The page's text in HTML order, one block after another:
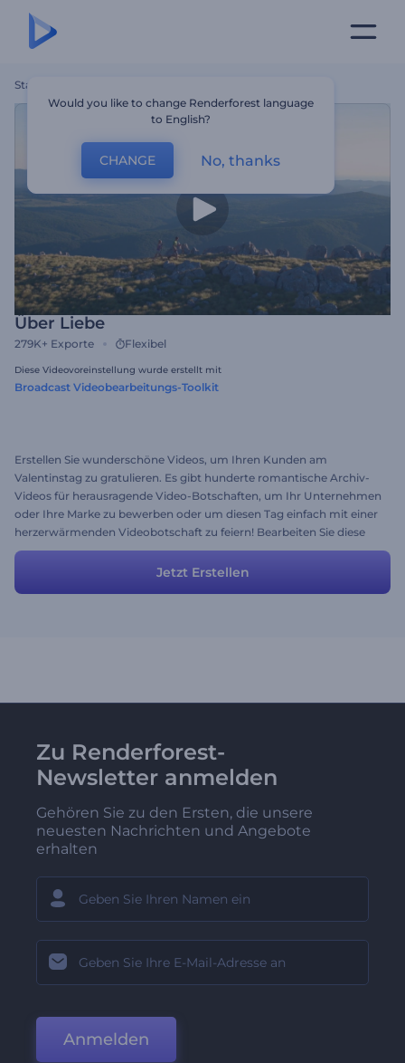
Startseite
Über Liebe
279K+ Exporte Flexibel
Diese Videovoreinstellung wurde erstellt mit
Broadcast Videobearbeitungs-Toolkit
Erstellen Sie wunderschöne Videos, um Ihren Kunden am
Valentinstag zu gratulieren. Es gibt hunderte romantische Archiv-
Videos für herausragende Video-Botschaften, um Ihr Unternehmen
oder Ihre Marke zu bewerben oder um diesen Tag einfach mit einer
herzerwärmenden Videobotschaft zu feiern! Bearbeiten Sie diese
Vorlage und erstellen Sie sofort Ihr eigenes Video zum Valentinstag!
Jetzt Erstellen
Zu Renderforest-
Newsletter anmelden
Gehören Sie zu den Ersten, die unsere
neuesten Nachrichten und Angebote
erhalten
Anmelden
Would you like to change Renderforest language
to English?
CHANGE No, thanks